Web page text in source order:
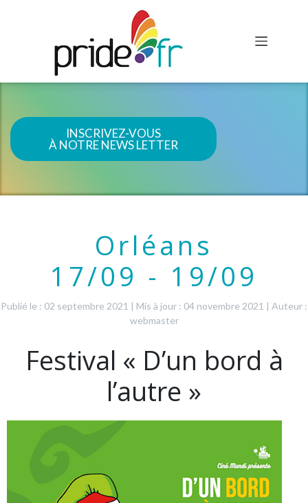
INSCRIVEZ-VOUS
À NOTRE NEWS LETTER
Orléans
17/09 - 19/09
Publié le : 02 septembre 2021 | Mis à jour : 04 novembre 2021 | Auteur :
webmaster
Festival « D’un bord à
l’autre »